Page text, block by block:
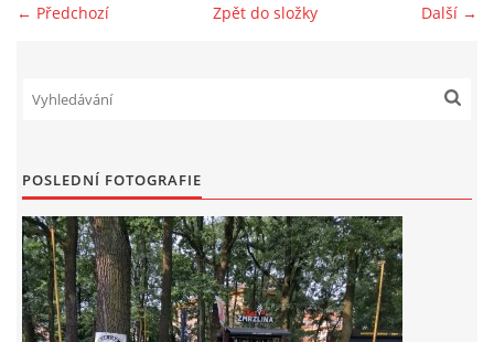
Vývozy a osvědčení
Benzín - Čas bioblaženosti přichází
Moderní nafta
← Předchozí Další →
Zpět do složky
POSLEDNÍ FOTOGRAFIE